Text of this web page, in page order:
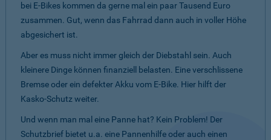
bei E-Bikes kommen da gerne mal ein paar Tausend Euro
zusammen. Gut, wenn das Fahrrad dann auch in voller Höhe
abgesichert ist.
Aber es muss nicht immer gleich der Diebstahl sein. Auch
kleinere Dinge können finanziell belasten. Eine verschlissene
Bremse oder ein defekter Akku vom E-Bike. Hier hilft der
Kasko-Schutz weiter.
Und wenn man mal eine Panne hat? Kein Problem! Der
Schutzbrief bietet u.a. eine Pannenhilfe oder auch einen